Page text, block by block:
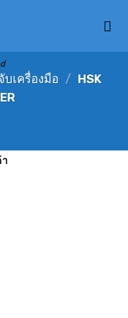
บเครื่องมือ / HSK